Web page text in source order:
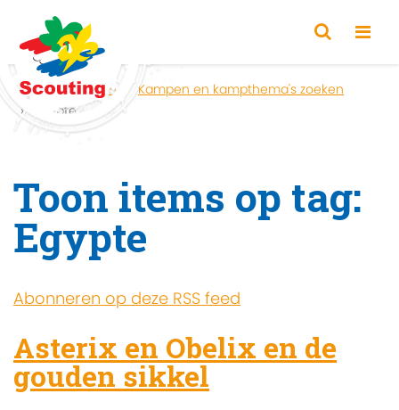
Home Zoeken
Kampen en kampthema's zoeken
Egypte
Toon items op tag:
Egypte
Abonneren op deze RSS feed
Asterix en Obelix en de
gouden sikkel